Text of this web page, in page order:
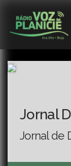
Jornal
Jornal de